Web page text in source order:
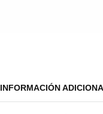
INFORMACIÓN